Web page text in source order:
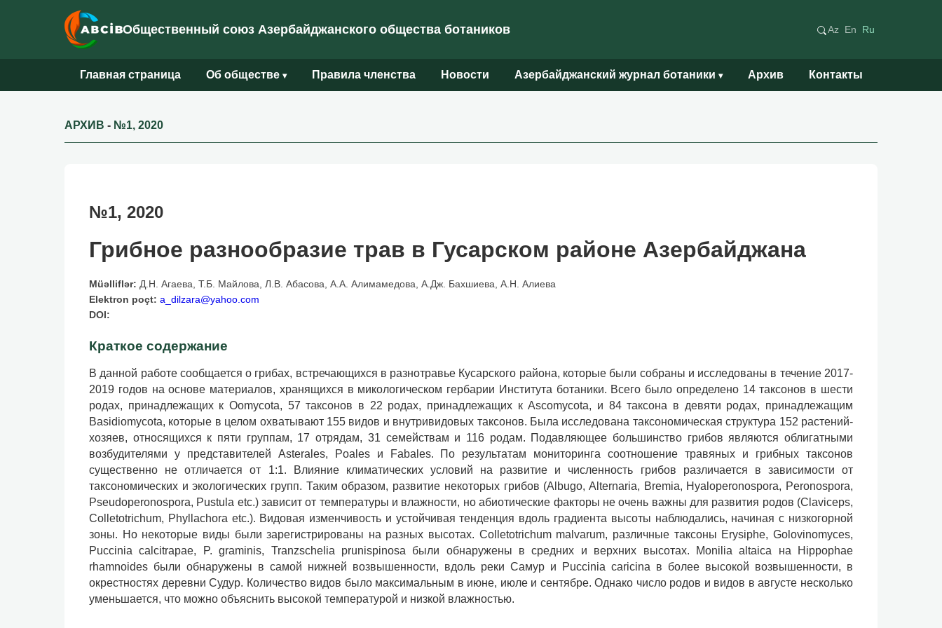
Общественный союз Азербайджанского общества ботаников Az En Ru
Главная страница Об обществе ▾ Правила членства Новости Азербайджанский журнал ботаники ▾ Архив Контакты
АРХИВ - №1, 2020
№1, 2020
Грибное разнообразие трав в Гусарском районе Азербайджана
Müəlliflər: Д.Н. Агаева, Т.Б. Майлова, Л.В. Абасова, А.А. Алимамедова, А.Дж. Бахшиева, А.Н. Алиева
Elektron poçt: a_dilzara@yahoo.com
DOI:
Краткое содержание
В данной работе сообщается о грибах, встречающихся в разнотравье Кусарского района, которые были собраны и исследованы в течение 2017-
2019 годов на основе материалов, хранящихся в микологическом гербарии Института ботаники. Всего было определено 14 таксонов в шести
родах, принадлежащих к Oomycota, 57 таксонов в 22 родах, принадлежащих к Ascomycota, и 84 таксона в девяти родах, принадлежащим
Basidiomycota, которые в целом охватывают 155 видов и внутривидовых таксонов. Была исследована таксономическая структура 152 растений-
хозяев, относящихся к пяти группам, 17 отрядам, 31 семействам и 116 родам. Подавляющее большинство грибов являются облигатными
возбудителями у представителей Asterales, Poales и Fabales. По результатам мониторинга соотношение травяных и грибных таксонов
существенно не отличается от 1:1. Влияние климатических условий на развитие и численность грибов различается в зависимости от
таксономических и экологических групп. Таким образом, развитие некоторых грибов (Albugo, Alternaria, Bremia, Hyaloperonospora, Peronospora,
Pseudoperonospora, Pustula etc.) зависит от температуры и влажности, но абиотические факторы не очень важны для развития родов (Claviceps,
Colletotrichum, Phyllachora etc.). Видовая изменчивость и устойчивая тенденция вдоль градиента высоты наблюдались, начиная с низкогорной
зоны. Но некоторые виды были зарегистрированы на разных высотах. Colletotrichum malvarum, различные таксоны Erysiphe, Golovinomyces,
Puccinia calcitrapae, P. graminis, Tranzschelia prunispinosa были обнаружены в средних и верхних высотах. Monilia altaica на Hippophae
rhamnoides были обнаружены в самой нижней возвышенности, вдоль реки Самур и Puccinia caricina в более высокой возвышенности, в
окрестностях деревни Судур. Количество видов было максимальным в июне, июле и сентябре. Однако число родов и видов в августе несколько
уменьшается, что можно объяснить высокой температурой и низкой влажностью.